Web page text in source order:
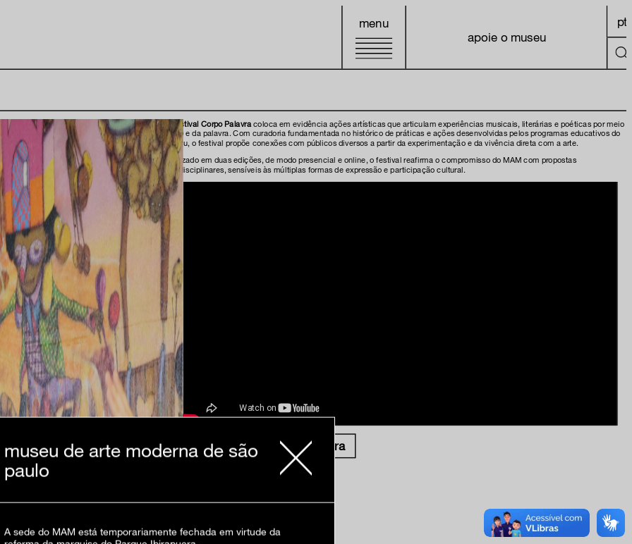
menu
apoie o museu
pt
OFestival Corpo Palavra coloca em evidência ações artísticas que articulam experiências musicais, literárias e poéticas por meio
corpo e da palavra. Com curadoria fundamentada no histórico de práticas e ações desenvolvidas pelos programas educativos do
museu, o festival propõe conexões com públicos diversos a partir da experimentação e da vivência direta com a arte.
Realizado em duas edições, de modo presencial e online, o festival reafirma o compromisso do MAM com propostas
interdisciplinares, sensíveis às múltiplas formas de expressão e participação cultural.
assista ao festival corpo palavra
museu de arte moderna de são
paulo
A sede do MAM está temporariamente fechada em virtude da